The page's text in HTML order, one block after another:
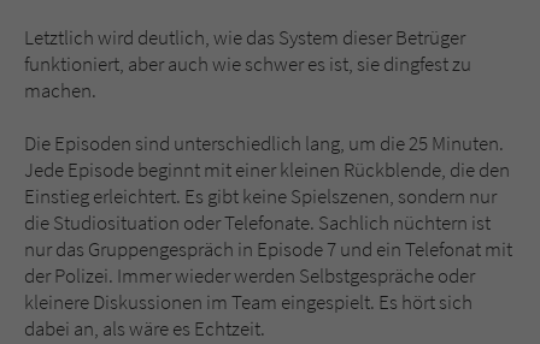
Letztlich wird deutlich, wie das System dieser Betrüger
funktioniert, aber auch wie schwer es ist, sie dingfest zu
machen.
Die Episoden sind unterschiedlich lang, um die 25 Minuten.
Jede Episode beginnt mit einer kleinen Rückblende, die den
Einstieg erleichtert. Es gibt keine Spielszenen, sondern nur
die Studiosituation oder Telefonate. Sachlich nüchtern ist
nur das Gruppengespräch in Episode 7 und ein Telefonat mit
der Polizei. Immer wieder werden Selbstgespräche oder
kleinere Diskussionen im Team eingespielt. Es hört sich
dabei an, als wäre es Echtzeit.